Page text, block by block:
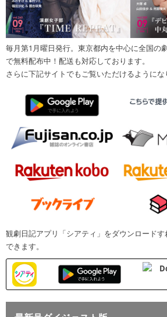
毎月第1月曜日発行。東京都内を中心に全国の
で無料配布中！配送も対応しております。
さらに下記サイトでもご覧いただけるようにな
観劇日記アプリ「シアティ」をダウンロード
できます。